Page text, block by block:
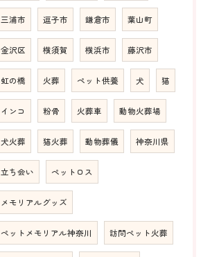
三浦市 逗子市 鎌倉市 葉山町
金沢区 横須賀 横浜市 藤沢市
虹の橋 火葬 ペット供養 犬 猫
インコ 粉骨 火葬車 動物火葬場
犬火葬 猫火葬 動物葬儀 神奈川県
立ち会い ペットロス
メモリアルグッズ
ペットメモリアル神奈川 訪問ペット火葬